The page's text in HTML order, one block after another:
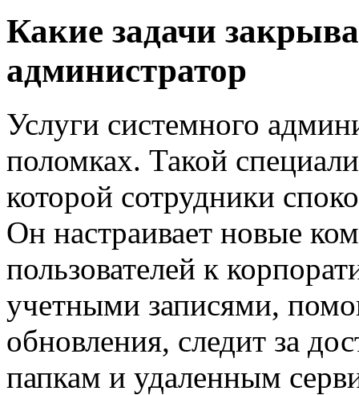
Какие задачи
администратор
Услуги системного
поломках. Такой
которой сотрудники
Он настраивает новые
пользователей к
учетными записями,
обновления, следит за
папкам и удаленным